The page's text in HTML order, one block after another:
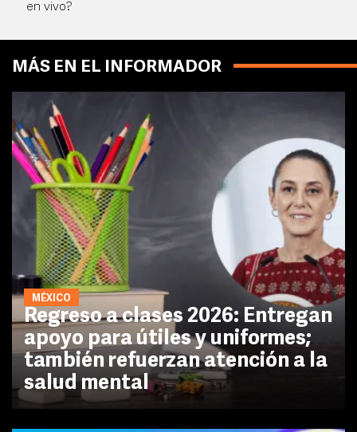
en vivo?
MÁS EN EL INFORMADOR
MÉXICO
Regreso a clases 2026: Entregan
apoyo para útiles y uniformes;
también refuerzan atención a la
salud mental